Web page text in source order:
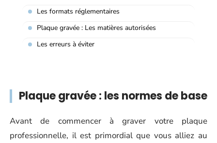
Les formats réglementaires
Plaque gravée : Les matières autorisées
Les erreurs à éviter
Plaque gravée : les normes de base
Avant de commencer à graver votre plaque
professionnelle, il est primordial que vous alliez au